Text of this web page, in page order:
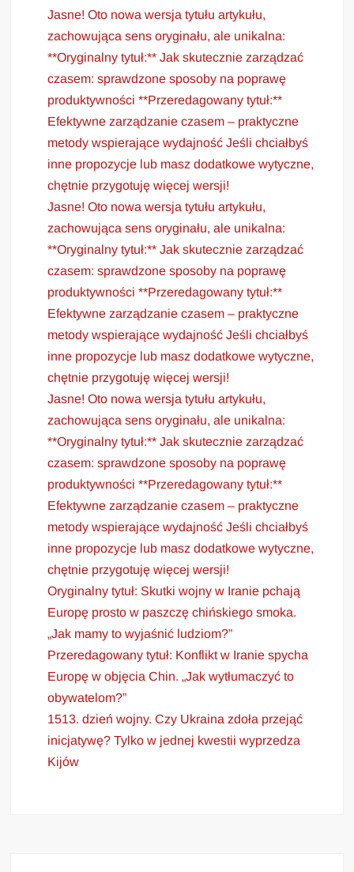
Jasne! Oto nowa wersja tytułu artykułu,
zachowująca sens oryginału, ale unikalna:
**Oryginalny tytuł:** Jak skutecznie zarządzać
czasem: sprawdzone sposoby na poprawę
produktywności **Przeredagowany tytuł:**
Efektywne zarządzanie czasem – praktyczne
metody wspierające wydajność Jeśli chciałbyś
inne propozycje lub masz dodatkowe wytyczne,
chętnie przygotuję więcej wersji!
Jasne! Oto nowa wersja tytułu artykułu,
zachowująca sens oryginału, ale unikalna:
**Oryginalny tytuł:** Jak skutecznie zarządzać
czasem: sprawdzone sposoby na poprawę
produktywności **Przeredagowany tytuł:**
Efektywne zarządzanie czasem – praktyczne
metody wspierające wydajność Jeśli chciałbyś
inne propozycje lub masz dodatkowe wytyczne,
chętnie przygotuję więcej wersji!
Jasne! Oto nowa wersja tytułu artykułu,
zachowująca sens oryginału, ale unikalna:
**Oryginalny tytuł:** Jak skutecznie zarządzać
czasem: sprawdzone sposoby na poprawę
produktywności **Przeredagowany tytuł:**
Efektywne zarządzanie czasem – praktyczne
metody wspierające wydajność Jeśli chciałbyś
inne propozycje lub masz dodatkowe wytyczne,
chętnie przygotuję więcej wersji!
Oryginalny tytuł: Skutki wojny w Iranie pchają
Europę prosto w paszczę chińskiego smoka.
„Jak mamy to wyjaśnić ludziom?”
Przeredagowany tytuł: Konflikt w Iranie spycha
Europę w objęcia Chin. „Jak wytłumaczyć to
obywatelom?”
1513. dzień wojny. Czy Ukraina zdoła przejąć
inicjatywę? Tylko w jednej kwestii wyprzedza
Kijów